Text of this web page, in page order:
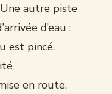
autre piste
d’eau :
est pincé,
en route.